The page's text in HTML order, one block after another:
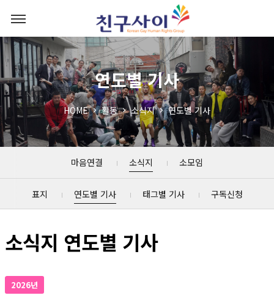
연도별 기사
HOME 활동 소식지 연도별 기사
마음연결 소식지 소모임
표지 연도별 기사 태그별 기사 구독신청
소식지 연도별 기사
2026년